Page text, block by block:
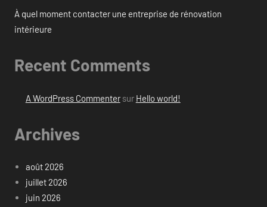
À quel moment contacter une entreprise de rénovation
intérieure
Recent Comments
A WordPress Commentersur Hello world!
Archives
août 2026
juillet 2026
juin 2026